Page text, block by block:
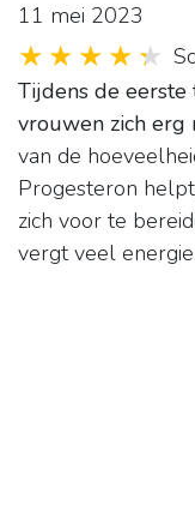
11 mei 2023
Tijdens de
vrouwen zich erg
van de
Progesteron
zich voor te
vergt veel energie.